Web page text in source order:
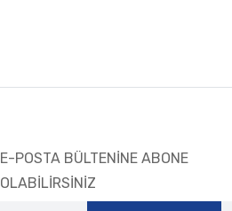
E-POSTA BÜLTENİNE ABONE
OLABİLİRSİNİZ